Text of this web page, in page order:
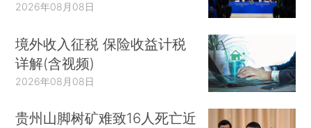
2026年08月08日
境外收入征税 保险收益计税
详解(含视频)
2026年08月08日
贵州山脚树矿难致16人死亡近